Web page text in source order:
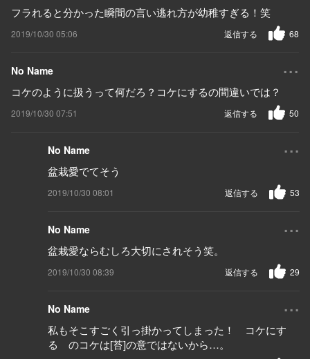
フラれると分かった瞬間の言い逃れ方が幼稚すぎる！笑
2019/10/30 05:06 68
返信する
No Name ...
コケのように扱うって何だろ？コケにするの間違いでは？
2019/10/30 07:51 50
返信する
No Name ...
盆栽愛でてそう
2019/10/30 08:01 53
返信する
No Name ...
盆栽愛ならむしろ大切にされそう笑。
2019/10/30 08:39 29
返信する
No Name ...
私もそこすごく引っ掛かってしまった！ コケにす
る のコケは[苔]の意ではないから…。